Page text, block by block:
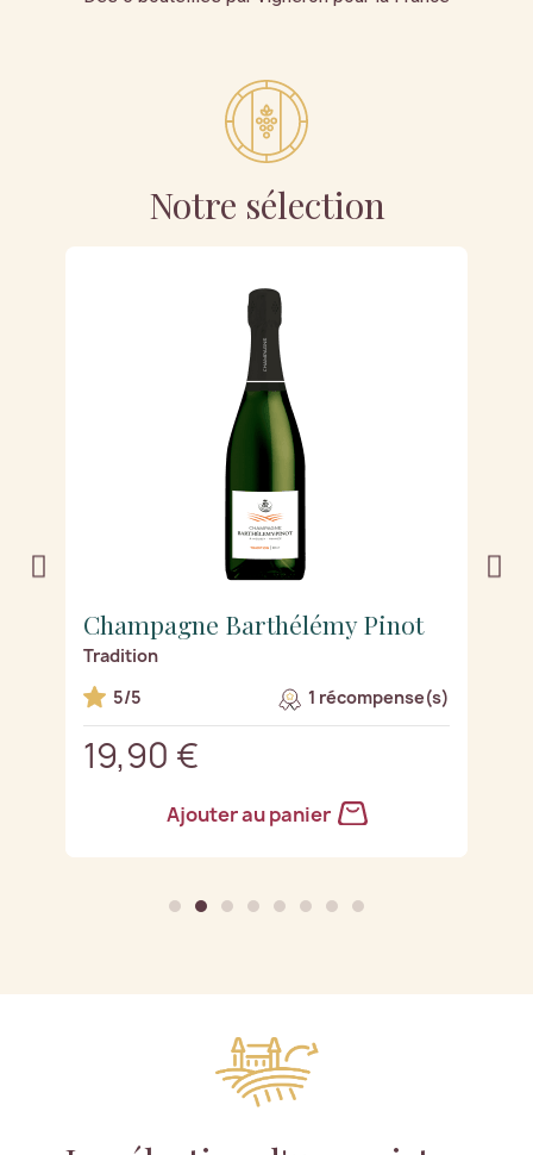
Notre sélection
Champagne Terroir
Coffret Découverte 6 bouteilles
4.5/5
139,90 €
Ajouter au panier